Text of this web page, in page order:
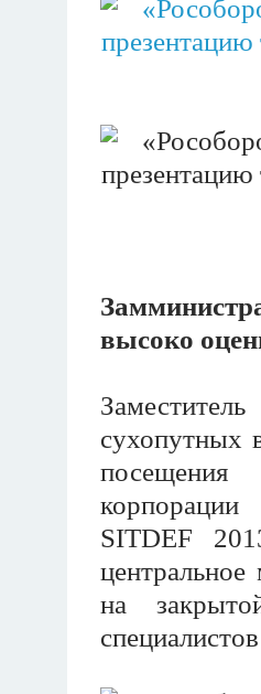
высоко
сухопутных
SITDEF
на